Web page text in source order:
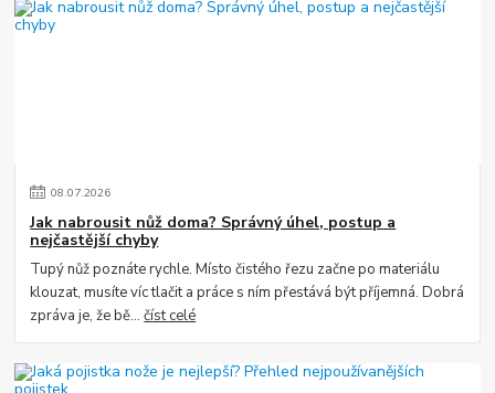
08.07.2026
Jak nabrousit nůž doma? Správný úhel, postup a
nejčastější chyby
Tupý nůž poznáte rychle. Místo čistého řezu začne po materiálu
klouzat, musíte víc tlačit a práce s ním přestává být příjemná. Dobrá
zpráva je, že bě...číst celé